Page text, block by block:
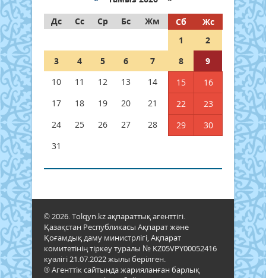
Дс
Сс Ср Бс Жм Сб
Жс
1
2
3
4 5 6 7 8
9
10
11 12 13 14 15
16
17
18 19 20 21 22
23
24
25 26 27 28 29
30
31
© 2026. Tolqyn.kz ақпараттық агенттігі.
Қазақстан Республикасы Ақпарат және
Қоғамдық даму министрлігі, Ақпарат
комитетінің тіркеу туралы № KZ05VPY00052416
куәлігі 21.07.2022 жылы берілген.
® Агенттік сайтында жарияланған барлық